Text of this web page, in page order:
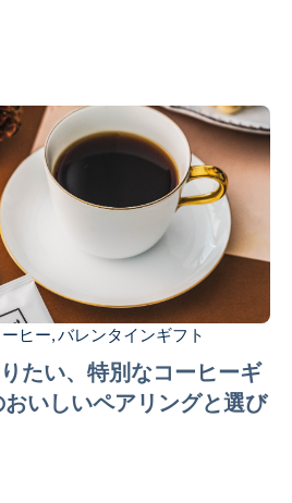
ヒー,バレンタインギフト
たい、特別なコーヒーギ
いしいペアリングと選び